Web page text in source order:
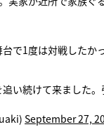
で1度は対戦した
い続けて来ました
September 27,